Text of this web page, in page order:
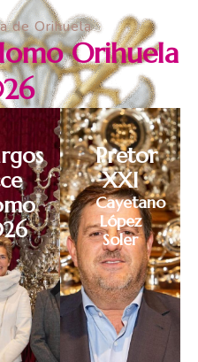
de Orihuela
Orihuela
Cayetano
López
Soler
Pretor
XXI